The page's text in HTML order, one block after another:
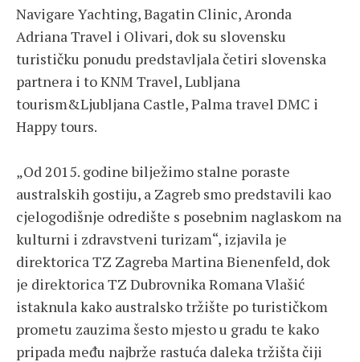
Navigare Yachting, Bagatin Clinic, Aronda
Adriana Travel i Olivari, dok su slovensku
turističku ponudu predstavljala četiri slovenska
partnera i to KNM Travel, Lubljana
tourism&Ljubljana Castle, Palma travel DMC i
Happy tours.
„Od 2015. godine bilježimo stalne poraste
australskih gostiju, a Zagreb smo predstavili kao
cjelogodišnje odredište s posebnim naglaskom na
kulturni i zdravstveni turizam“, izjavila je
direktorica TZ Zagreba Martina Bienenfeld, dok
je direktorica TZ Dubrovnika Romana Vlašić
istaknula kako australsko tržište po turističkom
prometu zauzima šesto mjesto u gradu te kako
pripada među najbrže rastuća daleka tržišta čiji